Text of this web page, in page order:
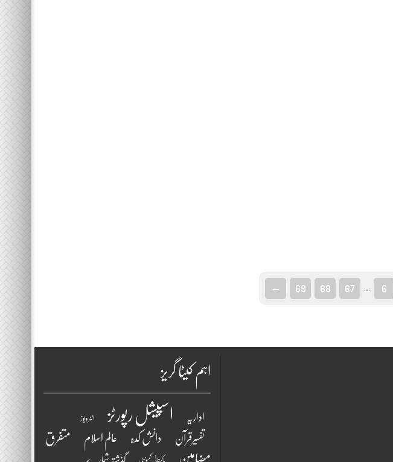
6
67
68
69
←
اہم کیٹا گریز
اداریہ اسپیشل رپورٹز انٹرویو ز
تفسیرقرآن دانش کدہ عالم اسلام
متفرق
مضامین
پاکستانی کمیونٹی گذشتہ شمارے